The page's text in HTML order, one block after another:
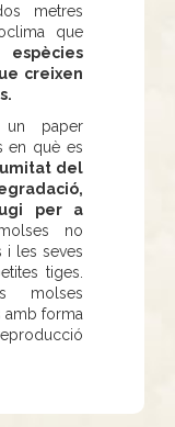
metres
que
creixen
un paper
en què es
del
per a
no
i les seves
tiges.
molses
amb forma